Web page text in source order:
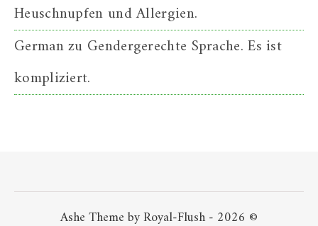
Heuschnupfen und Allergien.
Germanzu Gendergerechte Sprache. Es ist
kompliziert.
Ashe Theme by Royal-Flush - 2026 ©